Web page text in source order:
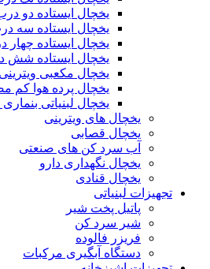
یخچال ایستاده دو
یخچال ایستاده سه
یخچال ایستاده چهار
یخچال ایستاده شش
یخچال مکعبی ویترینی
یخچال پرده هوا کم
یخچال لبنیاتی بنماری
یخچال های ویترینی
یخچال قصابی
آب سرد کن های صنعتی
یخچال نگهداری دارو
یخچال قنادی
تجهیزات لبنیاتی
پاتیل پخت شیر
شیر سرد کن
فریزر فالوده
دستگاه آبگیری مرکبات